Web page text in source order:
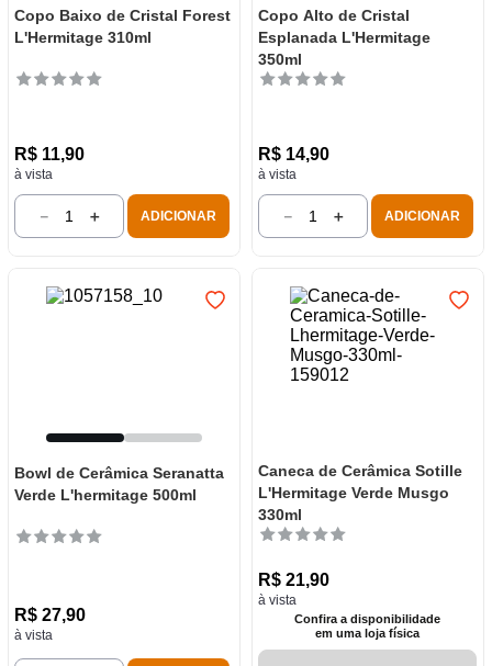
Copo Baixo de Cristal Forest
L'Hermitage 310ml
R$ 11,90
à vista
＋
－ ADICIONAR
Copo Alto de Cristal
Esplanada L'Hermitage
350ml
R$ 14,90
à vista
＋
－ ADICIONAR
Bowl de Cerâmica Seranatta
Verde L'hermitage 500ml
R$ 27,90
à vista
Caneca de Cerâmica Sotille
L'Hermitage Verde Musgo
330ml
R$ 21,90
à vista
Confira a disponibilidade
em uma loja física